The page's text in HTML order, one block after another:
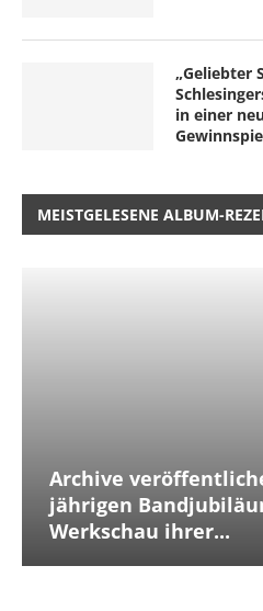
„Geliebter
in einer
MEISTGELESENE ALBUM-
Archive
jährigen
Werkschau ihrer...